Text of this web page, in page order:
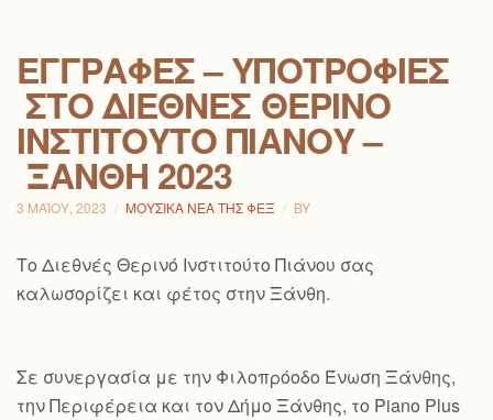
ΕΓΓΡΑΦΈΣ – ΥΠΟΤΡΟΦΊΕΣ
ΣΤΟ ΔΙΕΘΝΈΣ ΘΕΡΙΝΌ
ΙΝΣΤΙΤΟΎΤΟ ΠΙΆΝΟΥ –
ΞΆΝΘΗ 2023
3 ΜΑΪ́ΟΥ, 2023 ΜΟΥΣΙΚΆ ΝΈΑ ΤΗΣ ΦΕΞ BY
Το Διεθνές Θερινό Ινστιτούτο Πιάνου σας
καλωσορίζει και φέτος στην Ξάνθη.
Σε συνεργασία με την Φιλοπρόοδο Ένωση Ξάνθης,
την Περιφέρεια και τον Δήμο Ξάνθης, το Piano Plus